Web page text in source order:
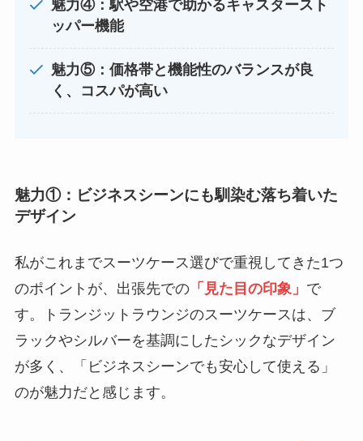
魅力④：駅や空港で助かるキャスタースト
ッパー機能
魅力⑤：価格帯と機能性のバランスが良
く、コスパが高い
魅力①：ビジネスシーンにも馴染む落ち着いた
デザイン
私がこれまでスーツケース選びで重視してきた1つ
のポイントが、出張先での「見た目の印象」 で
す。トランジットラウンジのスーツケースは、ブ
ラックやシルバーを基調にしたシックなデザイン
が多く、「ビジネスシーンでも安心して使える」
のが魅力だと感じます。